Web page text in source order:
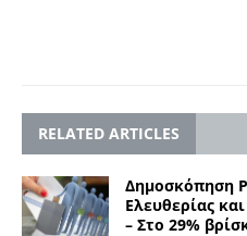
RELATED ARTICLES
Δημοσκόπηση
Ελευθερίας
– Στο 29%